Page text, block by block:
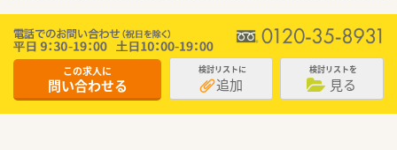
この求人に
問い合わせる
検討リストに
追加
検討リストを
見る